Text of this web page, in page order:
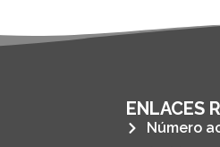
ENLACES
Número